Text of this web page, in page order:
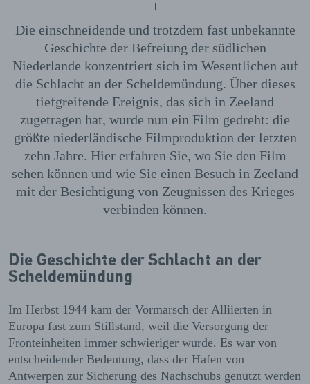
Die einschneidende und trotzdem fast unbekannte
Geschichte der Befreiung der südlichen
Niederlande konzentriert sich im Wesentlichen auf
die Schlacht an der Scheldemündung. Über dieses
tiefgreifende Ereignis, das sich in Zeeland
zugetragen hat, wurde nun ein Film gedreht: die
größte niederländische Filmproduktion der letzten
zehn Jahre. Hier erfahren Sie, wo Sie den Film
sehen können und wie Sie einen Besuch in Zeeland
mit der Besichtigung von Zeugnissen des Krieges
verbinden können.
Die Geschichte der Schlacht an der
Scheldemündung
Im Herbst 1944 kam der Vormarsch der Alliierten in
Europa fast zum Stillstand, weil die Versorgung der
Fronteinheiten immer schwieriger wurde. Es war von
entscheidender Bedeutung, dass der Hafen von
Antwerpen zur Sicherung des Nachschubs genutzt werden